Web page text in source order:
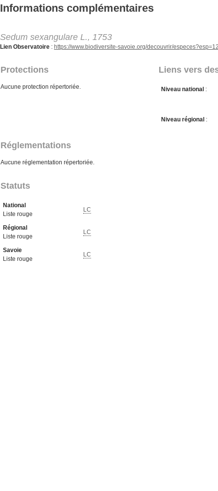
Aller au contenu principal
Informations complémentaires
Sedum sexangulare L., 1753
Lien Observatoire : https://www.biodiversite-savoie.org/decouvrir/
Protections Liens vers
Aucune protection répertoriée. Niveau national :
Niveau régional :
Réglementations
Aucune réglementation répertoriée.
Statuts
National
Liste rouge
LC
Régional
Liste rouge
LC
Savoie
Liste rouge
LC